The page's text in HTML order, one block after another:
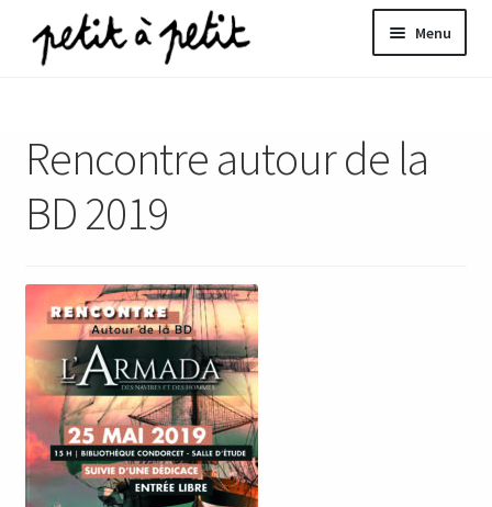
Aller
à
Aller
au
Menu
Rencontre autour de la
BD 2019